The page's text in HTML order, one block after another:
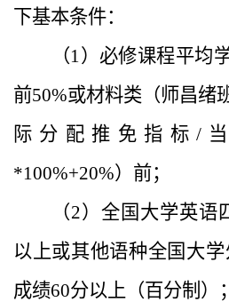
下基本条件：
（1）必修课程平均
前50%或材料类（师昌绪
际分配推免指标/
*100%+20%）前；
（2）全国大学英
以上或其他语种全国大
成绩60分以上（百分制）；